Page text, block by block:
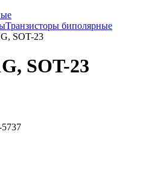
Транзисторы биполярные
SOT-23
SOT-23